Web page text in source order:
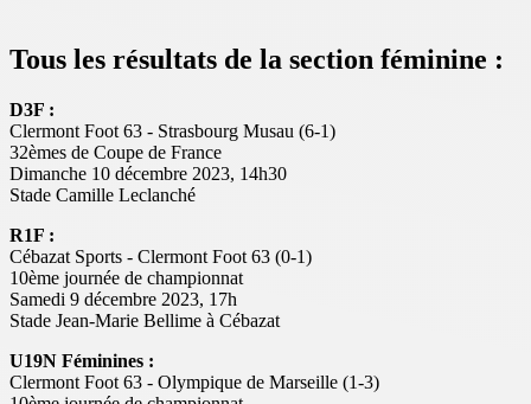
Tous les résultats de la section féminine :
D3F :
Clermont Foot 63 - Strasbourg Musau (6-1)
32èmes de Coupe de France
Dimanche 10 décembre 2023, 14h30
Stade Camille Leclanché
R1F :
Cébazat Sports - Clermont Foot 63 (0-1)
10ème journée de championnat
Samedi 9 décembre 2023, 17h
Stade Jean-Marie Bellime à Cébazat
U19N Féminines :
Clermont Foot 63 - Olympique de Marseille (1-3)